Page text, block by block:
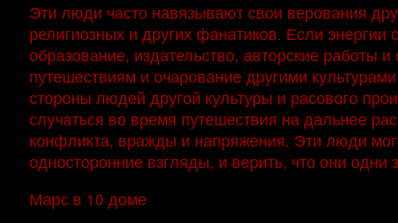
Эти люди часто навязывают свои верования
религиозных и других фанатиков. Если
образование, издательство, авторские работы
путешествиям и очарование другими
стороны людей другой культуры и расового
случаться во время путешествия на дальнее
конфликта, вражды и напряжения. Эти люди
односторонние взгляды, и верить, что они
Марс в 10 доме